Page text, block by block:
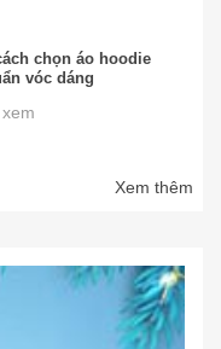
chọn áo hoodie
vóc dáng
Xem thêm